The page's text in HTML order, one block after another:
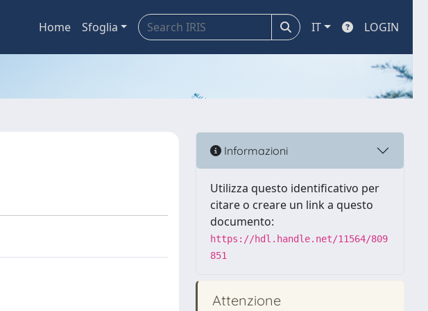
Home Sfoglia IT LOGIN
Informazioni
Utilizza questo identificativo per
citare o creare un link a questo
documento:
https://hdl.handle.net/11564/809
851
Attenzione